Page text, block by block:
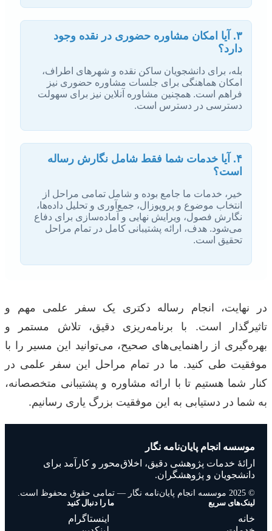
۳. آیا امکان مشاوره حضوری در نقده وجود
دارد؟
بله، برای دانشجویان ساکن نقده و شهرهای اطراف،
امکان هماهنگی برای جلسات مشاوره حضوری نیز
فراهم است. همچنین مشاوره آنلاین نیز برای سهولت
دسترسی در دسترس است.
۴. آیا خدمات شما فقط شامل نگارش رساله
است؟
خیر، خدمات ما جامع بوده و شامل تمامی مراحل از
انتخاب موضوع و پروپوزال، جمع‌آوری و تحلیل داده‌ها،
نگارش فصول، ویرایش نهایی و آماده‌سازی برای دفاع
می‌شود. هدف، ارائه پشتیبانی کامل در تمام مراحل
تحقیق است.
در نهایت، انجام رساله دکتری یک سفر علمی مهم و
تاثیرگذار است. با برنامه‌ریزی دقیق، تلاش مستمر و
بهره‌گیری از راهنمایی‌های صحیح، می‌توانید این مسیر را با
موفقیت طی کنید. ما در تمام مراحل این سفر علمی در
کنار شما هستیم تا با ارائه مشاوره و پشتیبانی متخصصانه،
به شما در دستیابی به این موفقیت بزرگ یاری رسانیم.
موسسه انجام پایان‌نامه نگار
ارائهٔ خدمات پژوهشی دقیق، اخلاق‌محور و کارآمد برای
دانشجویان و پژوهشگران.
© 2025 موسسه انجام پایان‌نامه نگار — تمامی حقوق محفوظ است.
لینک‌های سریع
خانه
ما را دنبال کنید
اینستاگرام